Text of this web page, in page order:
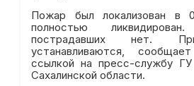
Пожар был локализован в
полностью
пострадавших нет.
устанавливаются,
ссылкой на пресс-службу
Сахалинской области.